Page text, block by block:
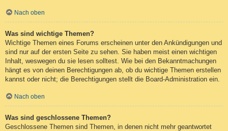
Nach oben
Was sind wichtige Themen?
Wichtige Themen eines Forums erscheinen unter den Ankündigungen und
sind nur auf der ersten Seite zu sehen. Sie haben meist einen wichtigen
Inhalt, weswegen du sie lesen solltest. Wie bei den Bekanntmachungen
hängt es von deinen Berechtigungen ab, ob du wichtige Themen erstellen
kannst oder nicht; die Berechtigungen stellt die Board-Administration ein.
Nach oben
Was sind geschlossene Themen?
Geschlossene Themen sind Themen, in denen nicht mehr geantwortet